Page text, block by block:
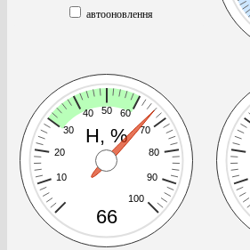
автооновлення
H, %
10
20
30
40 50
60
70
80
90
100
66